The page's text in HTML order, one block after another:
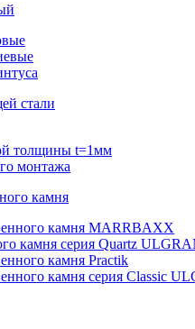
стали
толщины t=1мм
монтажа
камня
камня MARRBAXX
камня серия Quartz
камня Practik
камня серия Classic